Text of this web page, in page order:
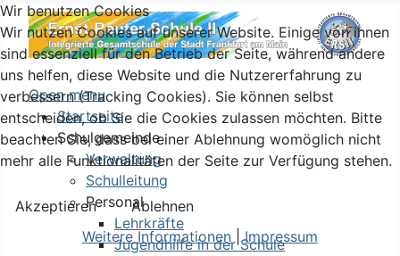
Open menu
Startseite
Schulgemeinde
Verwaltung
Schulleitung
Personal
Lehrkräfte
Jugendhilfe in der Schule
Wir benutzen Cookies
Wir nutzen Cookies auf unserer Website. Einige von ihnen
sind essenziell für den Betrieb der Seite, während andere
uns helfen, diese Website und die Nutzererfahrung zu
verbessern (Tracking Cookies). Sie können selbst
entscheiden, ob Sie die Cookies zulassen möchten. Bitte
beachten Sie, dass bei einer Ablehnung womöglich nicht
mehr alle Funktionalitäten der Seite zur Verfügung stehen.
Akzeptieren
Ablehnen
Weitere Informationen |Impressum